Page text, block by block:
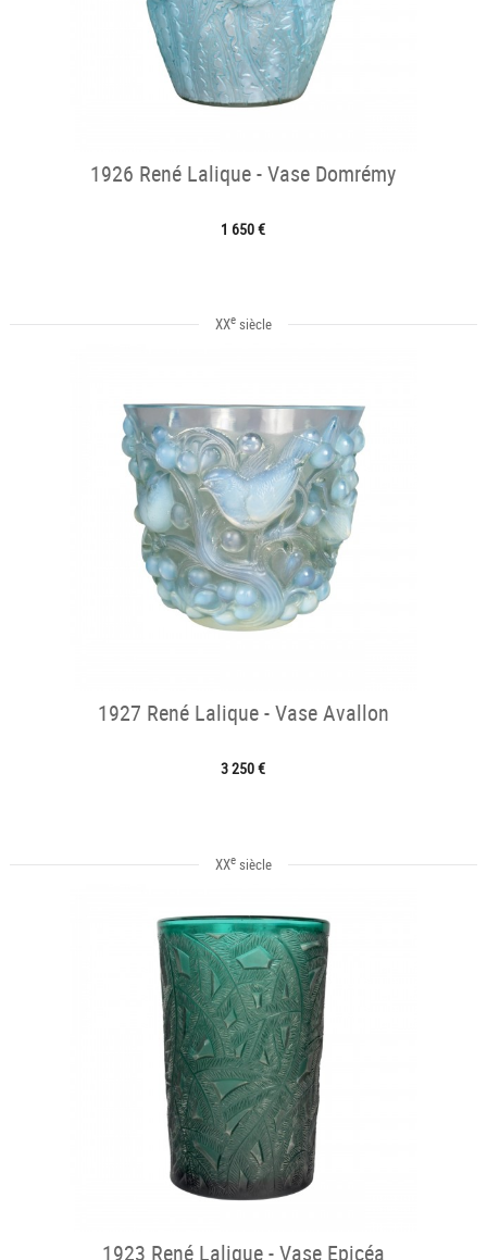
1926 René Lalique - Vase Domrémy
1 650 €
XXesiècle
1927 René Lalique - Vase Avallon
3 250 €
XXesiècle
1923 René Lalique - Vase Epicéa